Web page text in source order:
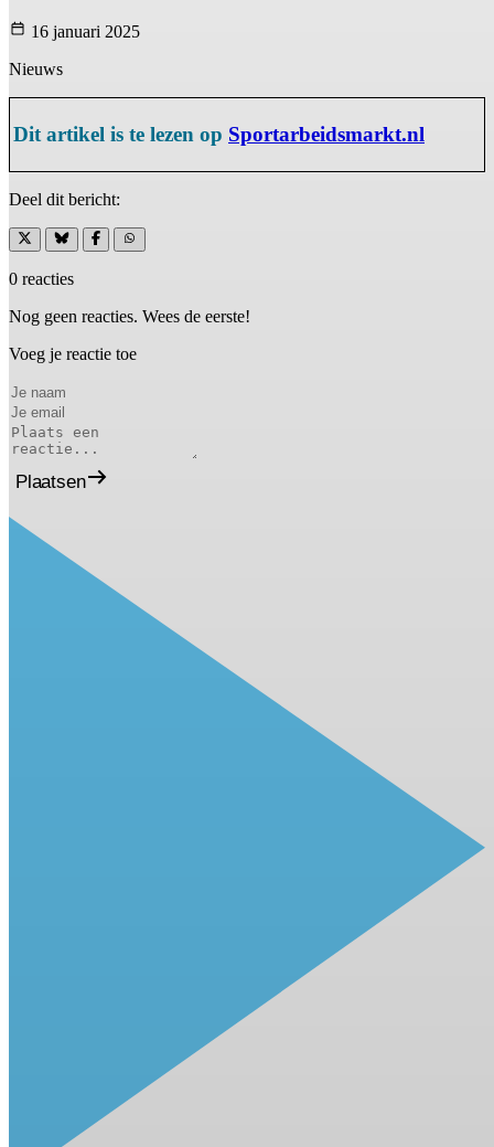
16 januari 2025
Nieuws
Dit artikel is te lezen op Sportarbeidsmarkt.nl
Deel dit bericht:
0 reacties
Nog geen reacties. Wees de eerste!
Voeg je reactie toe
Plaatsen